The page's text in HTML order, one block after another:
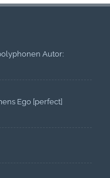
Autor:
Ego [perfect]